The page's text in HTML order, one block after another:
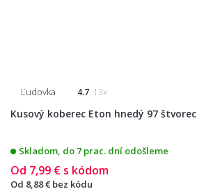
Ľudovka 4.7 13x
Kusový koberec Eton hnedý 97 štvorec
Skladom, do 7 prac. dní odošleme
Od 7,99 € s kódom
Od 8,88 € bez kódu